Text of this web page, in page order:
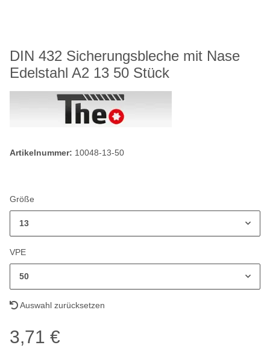
DIN 432 Sicherungsbleche mit Nase
Edelstahl A2 13 50 Stück
Artikelnummer: 10048-13-50
Größe
13
VPE
50
Auswahl zurücksetzen
3,71 €